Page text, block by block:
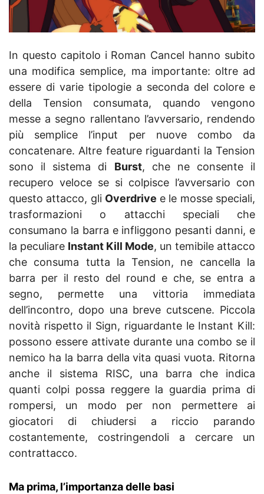
In questo capitolo i Roman Cancel hanno subito
una modifica semplice, ma importante: oltre ad
essere di varie tipologie a seconda del colore e
della Tension consumata, quando vengono
messe a segno rallentano l’avversario, rendendo
più semplice l’input per nuove combo da
concatenare. Altre feature riguardanti la Tension
sono il sistema di Burst, che ne consente il
recupero veloce se si colpisce l’avversario con
questo attacco, gli Overdrive e le mosse speciali,
trasformazioni o attacchi speciali che
consumano la barra e infliggono pesanti danni, e
la peculiare Instant Kill Mode, un temibile attacco
che consuma tutta la Tension, ne cancella la
barra per il resto del round e che, se entra a
segno, permette una vittoria immediata
dell’incontro, dopo una breve cutscene. Piccola
novità rispetto il Sign, riguardante le Instant Kill:
possono essere attivate durante una combo se il
nemico ha la barra della vita quasi vuota. Ritorna
anche il sistema RISC, una barra che indica
quanti colpi possa reggere la guardia prima di
rompersi, un modo per non permettere ai
giocatori di chiudersi a riccio parando
costantemente, costringendoli a cercare un
contrattacco.
Ma prima, l’importanza delle basi